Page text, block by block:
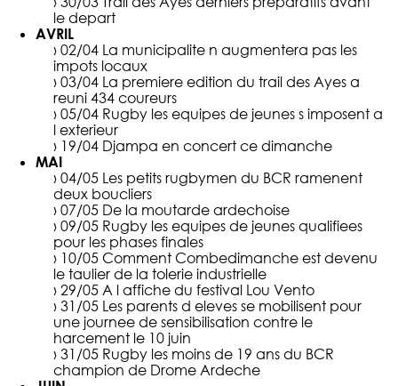
le depart
AVRIL
› 02/04 La municipalite n augmentera pas les
impots locaux
› 03/04 La premiere edition du trail des Ayes a
reuni 434 coureurs
› 05/04 Rugby les equipes de jeunes s imposent a
l exterieur
› 19/04 Djampa en concert ce dimanche
MAI
› 04/05 Les petits rugbymen du BCR ramenent
deux boucliers
› 07/05 De la moutarde ardechoise
› 09/05 Rugby les equipes de jeunes qualifiees
pour les phases finales
› 10/05 Comment Combedimanche est devenu
le taulier de la tolerie industrielle
› 29/05 A l affiche du festival Lou Vento
› 31/05 Les parents d eleves se mobilisent pour
une journee de sensibilisation contre le
harcement le 10 juin
› 31/05 Rugby les moins de 19 ans du BCR
champion de Drome Ardeche